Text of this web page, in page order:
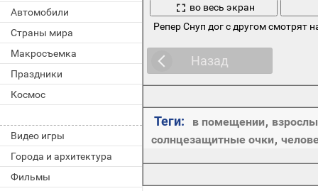
Автомобили
Страны мира
Макросъемка
Праздники
Космос
Видео игры
Города и архитектура
Фильмы
во весь экран
Репер Снуп дог с другом смотрят
Назад
Теги: в помещении,
солнцезащитные очки,